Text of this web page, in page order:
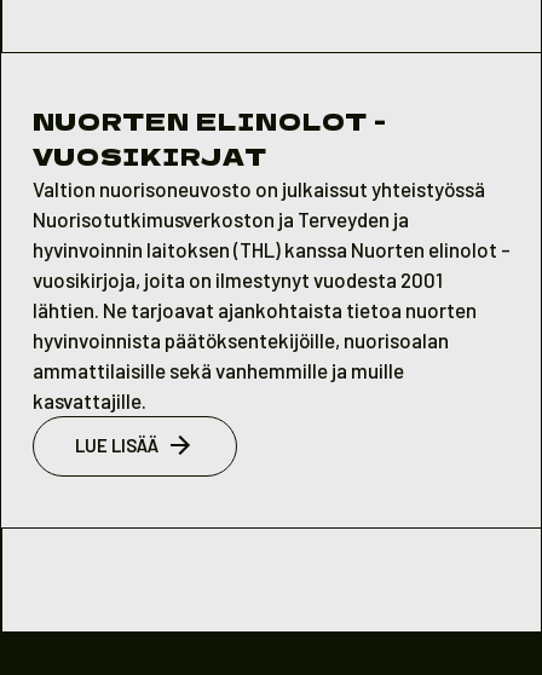
NUORTEN ELINOLOT -
VUOSIKIRJAT
Valtion nuorisoneuvosto on julkaissut yhteistyössä
Nuorisotutkimusverkoston ja Terveyden ja
hyvinvoinnin laitoksen (THL) kanssa Nuorten elinolot -
vuosikirjoja, joita on ilmestynyt vuodesta 2001
lähtien. Ne tarjoavat ajankohtaista tietoa nuorten
hyvinvoinnista päätöksentekijöille, nuorisoalan
ammattilaisille sekä vanhemmille ja muille
kasvattajille.
LUE LISÄÄ